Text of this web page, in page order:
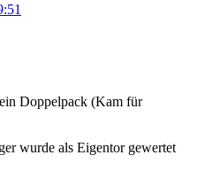
Doppelpack (Kam für
wurde als Eigentor gewertet